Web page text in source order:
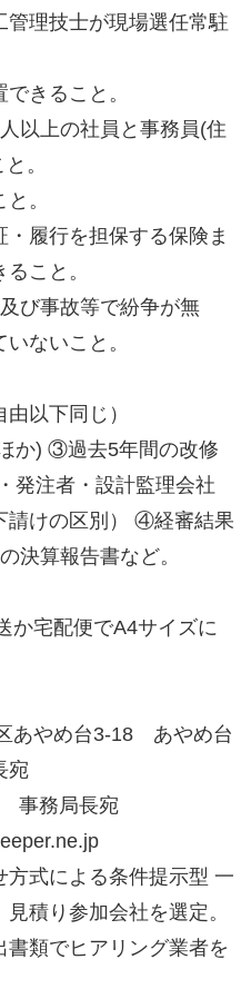
理技士が現場選任常駐
きること。
以上の社員と事務員(住
。
。
履行を担保する保険ま
こと。
び事故等で紛争が無
ないこと。
以下同じ）
か) ③過去5年間の改修
発注者・設計監理会社
請けの区別） ④経審結果
決算報告書など。
か宅配便でA4サイズに
あやめ台3-18 あやめ台
宛
事務局長宛
式による条件提示型 一
積り参加会社を選定。
類でヒアリング業者を